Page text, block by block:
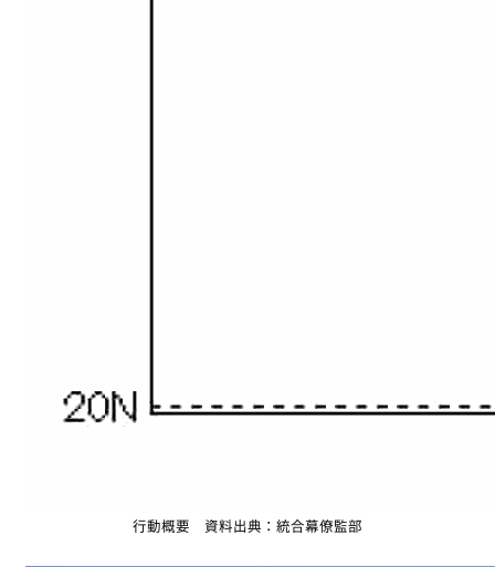
行動概要 資料出典：統合幕僚監部